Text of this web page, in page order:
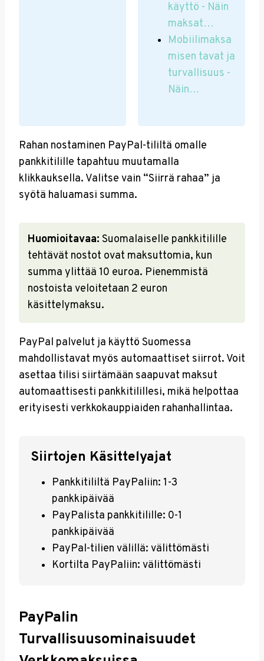
käyttö - Näin
maksat…
Mobiilimaksa
misen tavat ja
turvallisuus -
Näin…
Rahan nostaminen PayPal-tililtä omalle
pankkitilille tapahtuu muutamalla
klikkauksella. Valitse vain “Siirrä rahaa” ja
syötä haluamasi summa.
Huomioitavaa: Suomalaiselle pankkitilille
tehtävät nostot ovat maksuttomia, kun
summa ylittää 10 euroa. Pienemmistä
nostoista veloitetaan 2 euron
käsittelymaksu.
PayPal palvelut ja käyttö Suomessa
mahdollistavat myös automaattiset siirrot. Voit
asettaa tilisi siirtämään saapuvat maksut
automaattisesti pankkitilillesi, mikä helpottaa
erityisesti verkkokauppiaiden rahanhallintaa.
Siirtojen Käsittelyajat
Pankkitililtä PayPaliin: 1-3
pankkipäivää
PayPalista pankkitilille: 0-1
pankkipäivää
PayPal-tilien välillä: välittömästi
Kortilta PayPaliin: välittömästi
PayPalin
Turvallisuusominaisuudet